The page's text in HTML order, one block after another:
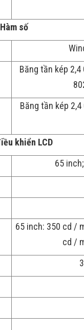
Hàm số
Băng tần kép
Băng tần kép
khiển LCD
65
65 inch: 350 cd /
cd /